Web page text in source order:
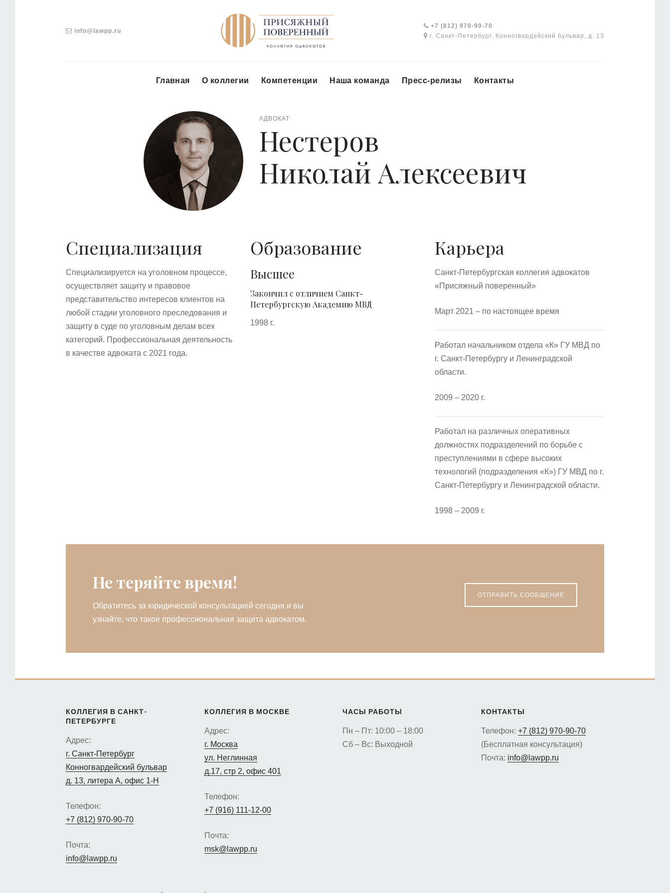
info@lawpp.ru
+7 (812) 970-90-70
г. Санкт-Петербург, Конногвардейский бульвар, д. 13
Главная О коллегии Компетенции Наша команда Пресс-релизы Контакты
АДВОКАТ
Нестеров
Николай Алексеевич
Специализация
Специализируется на уголовном процессе,
осуществляет защиту и правовое
представительство интересов клиентов на
любой стадии уголовного преследования и
защиту в суде по уголовным делам всех
категорий. Профессиональная деятельность
в качестве адвоката с 2021 года.
Образование
Высшее
Закончил с отличием Санкт-
Петербургскую Академию МВД
1998 г.
Карьера
Санкт-Петербургская коллегия адвокатов
«Присяжный поверенный»
Март 2021 – по настоящее время
Работал начальником отдела «К» ГУ МВД по
г. Санкт-Петербургу и Ленинградской
области.
2009 – 2020 г.
Работал на различных оперативных
должностях подразделений по борьбе с
преступлениями в сфере высоких
технологий (подразделения «К») ГУ МВД по г.
Санкт-Петербургу и Ленинградской области.
1998 – 2009 г.
Не теряйте время!
Обратитесь за юридической консультацией сегодня и вы
узнайте, что такое профессиональная защита адвокатом.
ОТПРАВИТЬ СООБЩЕНИЕ
КОЛЛЕГИЯ В САНКТ-
ПЕТЕРБУРГЕ
Адрес:
г. Санкт-Петербург
Конногвардейский бульвар
д. 13, литера А, офис 1-Н
Телефон:
+7 (812) 970-90-70
Почта:
info@lawpp.ru
КОЛЛЕГИЯ В МОСКВЕ
Адрес:
г. Москва
ул. Неглинная
д.17, стр 2, офис 401
Телефон:
+7 (916) 111-12-00
Почта:
msk@lawpp.ru
ЧАСЫ РАБОТЫ
Пн – Пт: 10:00 – 18:00
Сб – Вс: Выходной
КОНТАКТЫ
Телефон: +7 (812) 970-90-70
(Бесплатная консультация)
Почта: info@lawpp.ru